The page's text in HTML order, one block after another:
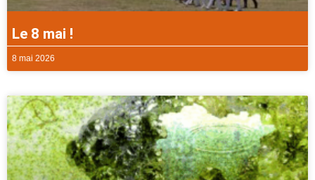
Le 8 mai !
8 mai 2026